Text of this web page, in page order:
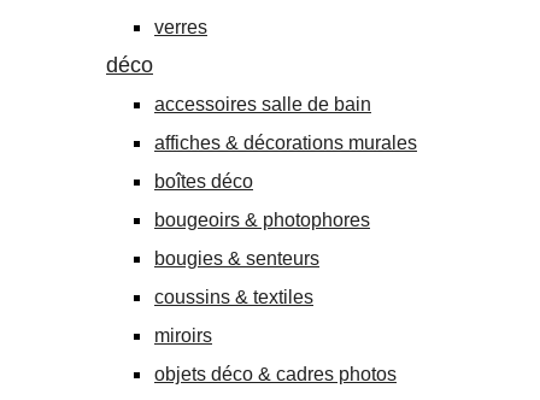
verres
déco
accessoires salle de bain
affiches & décorations murales
boîtes déco
bougeoirs & photophores
bougies & senteurs
coussins & textiles
miroirs
objets déco & cadres photos